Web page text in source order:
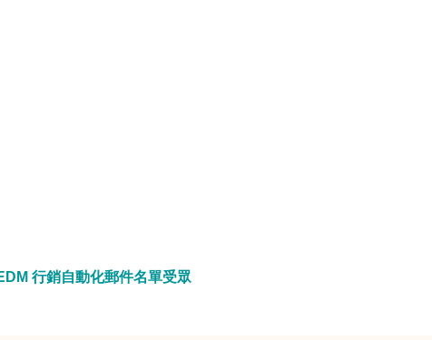
行銷自動化郵件名單受眾